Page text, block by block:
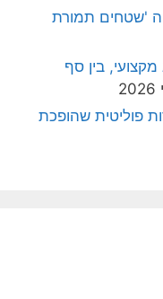
'שטחים תמורת
בין סף
פוליטית שהופכת